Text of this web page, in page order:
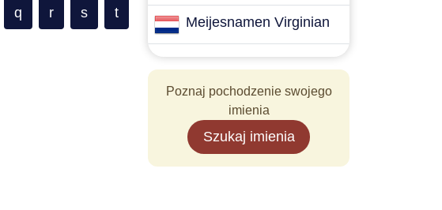
q r s t
Meijesnamen Virginian
Poznaj pochodzenie swojego
imienia
Szukaj imienia